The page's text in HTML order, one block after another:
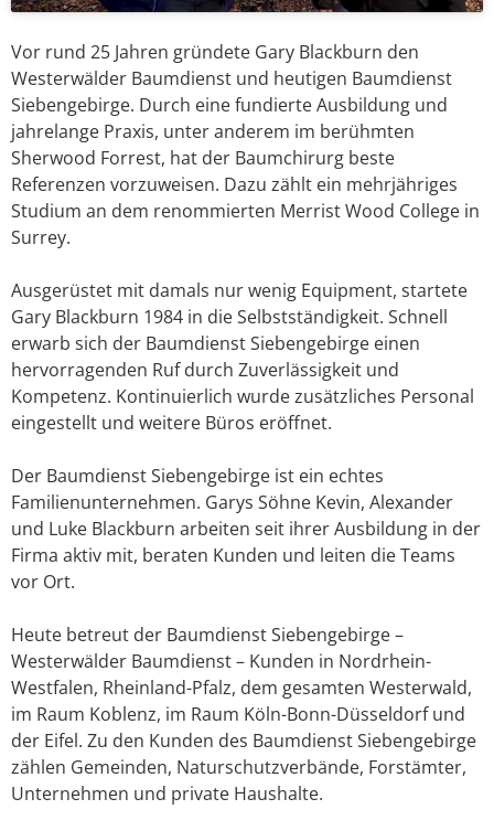
Vor rund 25 Jahren gründete Gary Blackburn den
Westerwälder Baumdienst und heutigen Baumdienst
Siebengebirge. Durch eine fundierte Ausbildung und
jahrelange Praxis, unter anderem im berühmten
Sherwood Forrest, hat der Baumchirurg beste
Referenzen vorzuweisen. Dazu zählt ein mehrjähriges
Studium an dem renommierten Merrist Wood College in
Surrey.
Ausgerüstet mit damals nur wenig Equipment, startete
Gary Blackburn 1984 in die Selbstständigkeit. Schnell
erwarb sich der Baumdienst Siebengebirge einen
hervorragenden Ruf durch Zuverlässigkeit und
Kompetenz. Kontinuierlich wurde zusätzliches Personal
eingestellt und weitere Büros eröffnet.
Der Baumdienst Siebengebirge ist ein echtes
Familienunternehmen. Garys Söhne Kevin, Alexander
und Luke Blackburn arbeiten seit ihrer Ausbildung in der
Firma aktiv mit, beraten Kunden und leiten die Teams
vor Ort.
Heute betreut der Baumdienst Siebengebirge –
Westerwälder Baumdienst – Kunden in Nordrhein-
Westfalen, Rheinland-Pfalz, dem gesamten Westerwald,
im Raum Koblenz, im Raum Köln-Bonn-Düsseldorf und
der Eifel. Zu den Kunden des Baumdienst Siebengebirge
zählen Gemeinden, Naturschutzverbände, Forstämter,
Unternehmen und private Haushalte.